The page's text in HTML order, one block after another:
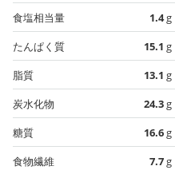
食塩相当量
1.4g
たんぱく質
15.1 g
脂質
13.1 g
炭水化物
24.3g
糖質
16.6g
食物繊維
7.7g